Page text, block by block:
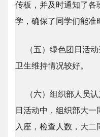
传板，并及时通知了各
学，确保了同学们能准
（五）绿色团日活
卫生维持情况较好。
（六）组织部人员
日活动中，组织部大
入座，检查人数，大二